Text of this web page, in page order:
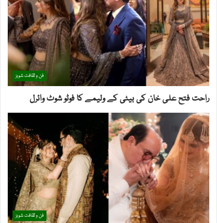
فن و ثقافت شوبز
راحت فتح علی خان کی بیٹی کے ولیمے کا فوٹو شوٹ وائرل
فن و ثقافت شوبز